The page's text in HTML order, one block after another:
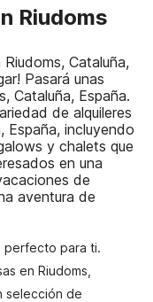
Riudoms
Cataluña,
Pasará unas
Cataluña, España.
de alquileres
España, incluyendo
y chalets que
en una
de
aventura de
perfecto para ti.
en Riudoms,
selección de